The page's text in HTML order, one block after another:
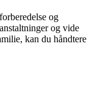
og
og vide
kan du håndtere